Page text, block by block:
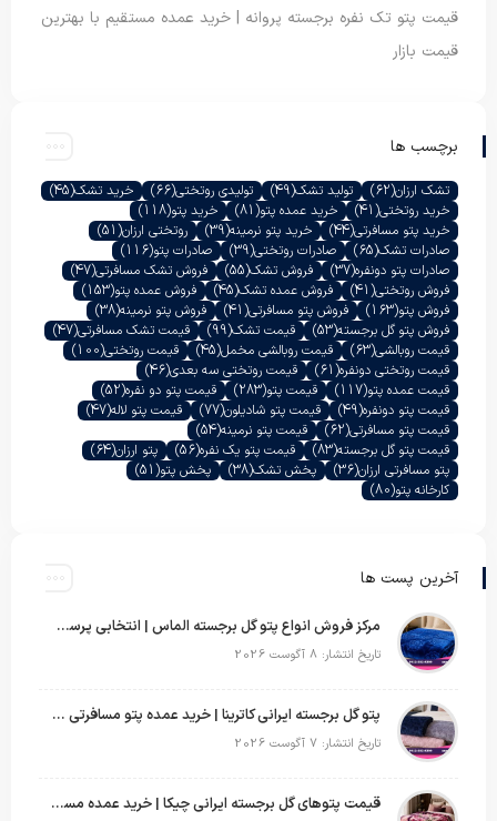
قیمت پتو تک نفره برجسته پروانه | خرید عمده مستقیم با بهترین
قیمت بازار
برچسب ها
تشک ارزان(62) تولید تشک(49) تولیدی روتختی(66) خرید تشک(45)
خرید روتختی(41) خرید عمده پتو(81) خرید پتو(118)
خرید پتو مسافرتی(44) خرید پتو نرمینه(39) روتختی ارزان(51)
صادرات تشک(65) صادرات روتختی(39) صادرات پتو(116)
صادرات پتو دونفره(37) فروش تشک(55) فروش تشک مسافرتی(47)
فروش روتختی(41) فروش عمده تشک(45) فروش عمده پتو(153)
فروش پتو(163) فروش پتو مسافرتی(41) فروش پتو نرمینه(38)
فروش پتو گل برجسته(53) قیمت تشک(99) قیمت تشک مسافرتی(47)
قیمت روبالشی(63) قیمت روبالشی مخمل(45) قیمت روتختی(100)
قیمت روتختی دونفره(61) قیمت روتختی سه بعدی(46)
قیمت عمده پتو(117) قیمت پتو(283) قیمت پتو دو نفره(52)
قیمت پتو دونفره(49) قیمت پتو شادیلون(77) قیمت پتو لاله(47)
قیمت پتو مسافرتی(62) قیمت پتو نرمینه(54)
قیمت پتو گل برجسته(83) قیمت پتو یک نفره(56) پتو ارزان(64)
پتو مسافرتی ارزان(36) پخش تشک(38) پخش پتو(51)
کارخانه پتو(80)
آخرین پست ها
مرکز فروش انواع پتو گل برجسته الماس | انتخابی پرسود برای عمده‌فروشان
تاریخ انتشار: 8 آگوست 2026
پتو گل برجسته ایرانی کاترینا | خرید عمده پتو مسافرتی با قیمت تولیدی
تاریخ انتشار: 7 آگوست 2026
قیمت پتوهای گل برجسته ایرانی چیکا | خرید عمده مستقیم با سود بالا